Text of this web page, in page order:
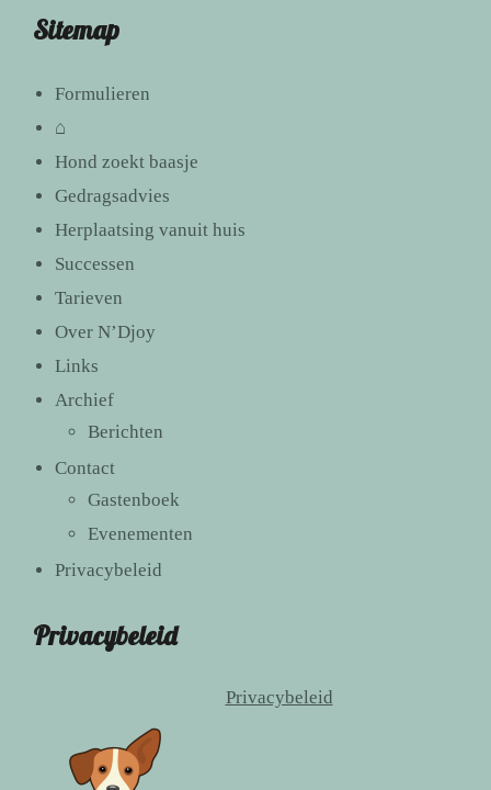
Sitemap
Formulieren
⌂
Hond zoekt baasje
Gedragsadvies
Herplaatsing vanuit huis
Successen
Tarieven
Over N’Djoy
Links
Archief
Berichten
Contact
Gastenboek
Evenementen
Privacybeleid
Privacybeleid
Privacybeleid